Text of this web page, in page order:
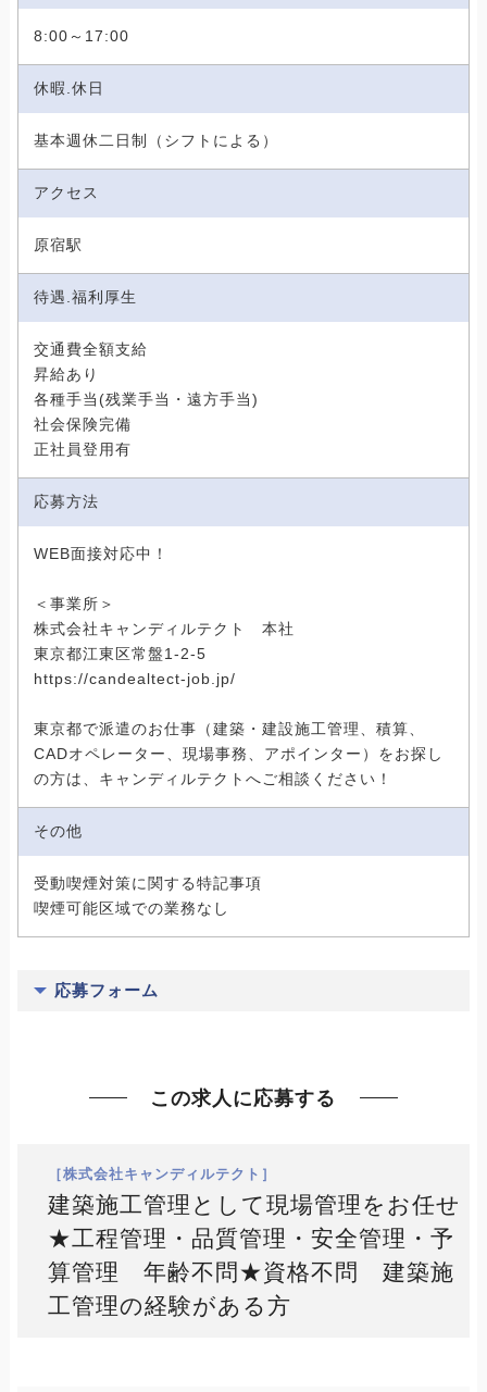
8:00～17:00
休暇.休日
基本週休二日制（シフトによる）
アクセス
原宿駅
待遇.福利厚生
交通費全額支給
昇給あり
各種手当(残業手当・遠方手当)
社会保険完備
正社員登用有
応募方法
WEB面接対応中！
＜事業所＞
株式会社キャンディルテクト 本社
東京都江東区常盤1-2-5
https://candealtect-job.jp/
東京都で派遣のお仕事（建築・建設施工管理、積算、
CADオペレーター、現場事務、アポインター）をお探し
の方は、キャンディルテクトへご相談ください！
その他
受動喫煙対策に関する特記事項
喫煙可能区域での業務なし
応募フォーム
この求人に応募する
［株式会社キャンディルテクト］
建築施工管理として現場管理をお任せ
★工程管理・品質管理・安全管理・予
算管理 年齢不問★資格不問 建築施
工管理の経験がある方